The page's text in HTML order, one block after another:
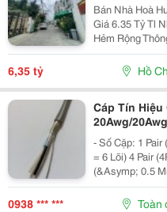
Bán Nhà Hoà
Giá 6.35 Tỷ Tl
Hẻm Rộng
3.4M X 14.5M.
Hoàn Thiện
6,35 tỷ Hồ
Cáp Tín
20Awg/
Nẵng, Huế
- Số Cặp: 1 Pair
= 6 Lõi) 4 Pair (4P = 8 Lõi) - Tiết
(&Asymp; 0.5
)/ 2 Lớp Chống
Vật Liệu:
0938 *** *** Toàn